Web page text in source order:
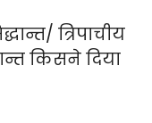
त्रिपाचीय
किसने दिया